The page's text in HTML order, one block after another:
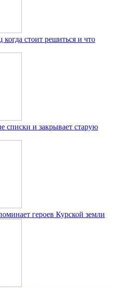
стоит решиться и что
списки и закрывает старую
героев Курской земли